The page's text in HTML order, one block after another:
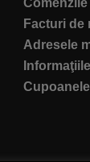
Comenzile
Facturi de
Adresele